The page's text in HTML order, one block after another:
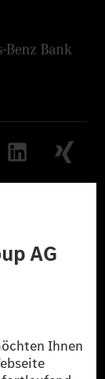
durch